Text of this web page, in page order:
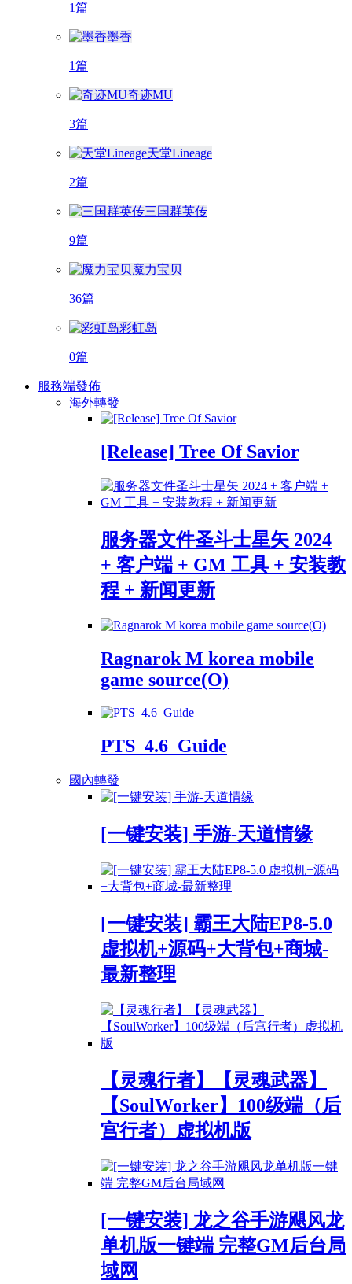
1篇
墨香
1篇
奇迹MU
3篇
天堂Lineage
2篇
三国群英传
9篇
魔力宝贝
36篇
彩虹岛
0篇
服務端發佈
海外轉發
[Release] Tree Of Savior
服务器文件圣斗士星矢 2024
+ 客户端 + GM 工具 + 安装教
程 + 新闻更新
Ragnarok M korea mobile
game source(O)
PTS_4.6_Guide
國內轉發
[一键安装] 手游-天道情缘
[一键安装] 霸王大陆EP8-5.0
虚拟机+源码+大背包+商城-
最新整理
【灵魂行者】【灵魂武器】
【SoulWorker】100级端（后
宫行者）虚拟机版
[一键安装] 龙之谷手游飓风龙
单机版一键端 完整GM后台局
域网